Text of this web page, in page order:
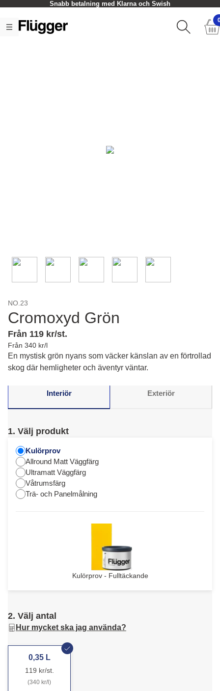
Snabb betalning med Klarna och Swish
NO.23
Cromoxyd Grön
Från 119 kr/st.
Från 340 kr/l
En mystisk grön nyans som väcker känslan av en förtrollad
skog där hemligheter och äventyr väntar.
Interiör Exteriör
1. Välj produkt
Kulörprov
Allround Matt Väggfärg
Ultramatt Väggfärg
Våtrumsfärg
Trä- och Panelmålning
Kulörprov - Fulltäckande
2. Välj antal
Hur mycket ska jag använda?
0,35 L
119 kr/st.
(340 kr/l)